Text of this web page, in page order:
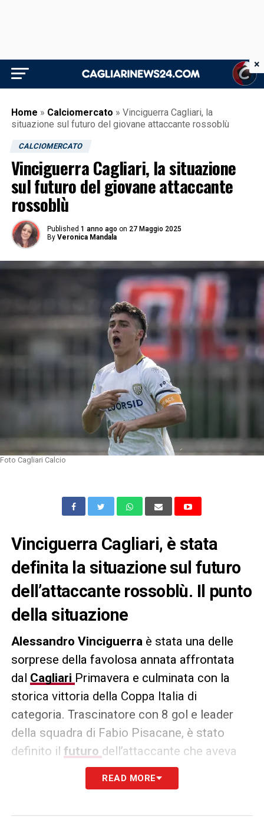
Home » Calciomercato » Vinciguerra Cagliari, la
situazione sul futuro del giovane attaccante rossoblù
CALCIOMERCATO
Vinciguerra Cagliari, la situazione
sul futuro del giovane attaccante
rossoblù
Published 1 anno ago on 27 Maggio 2025
By Veronica Mandala
Foto Cagliari Calcio
Vinciguerra Cagliari, è stata
definita la situazione sul futuro
dell’attaccante rossoblù. Il punto
della situazione
Alessandro Vinciguerra è stata una delle
sorprese della favolosa annata affrontata
dal Cagliari Primavera e culminata con la
storica vittoria della Coppa Italia di
categoria. Trascinatore con 8 gol e leader
della squadra di Fabio Pisacane, è stato
definito il futuro dell’attaccante che aveva
firmato un triennale con un’opzione a favore
del club per un’ulteriore stagione. Proprio la
READ MORE
×